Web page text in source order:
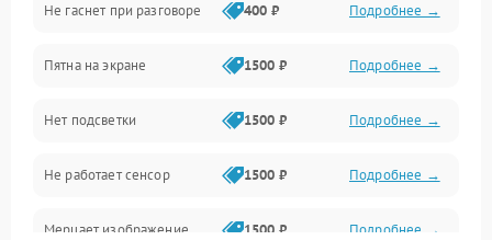
Зарядка
Проблемы с питанием, зарядкой и аккумулятором
Проблемы с работой системы, корпусом и другие
Не гаснет при разговоре 400 ₽ Подробнее →
Пятна на экране 1500 ₽ Подробнее →
Нет подсветки 1500 ₽ Подробнее →
Не работает сенсор 1500 ₽ Подробнее →
Мерцает изображение 1500 ₽ Подробнее →